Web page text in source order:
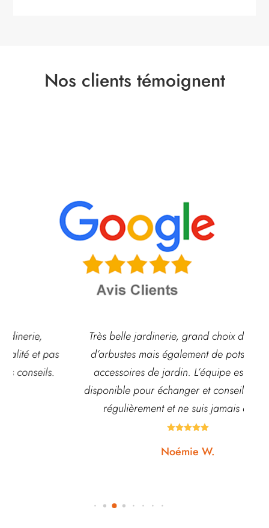
Nos clients témoignent
Très belle jardinerie, grand choix de fleurs et
d’arbustes mais également de pots ou autre
accessoires de jardin. L’équipe est souvent
disponible pour échanger et conseiller. J’y vais
régulièrement et ne suis jamais déçue.